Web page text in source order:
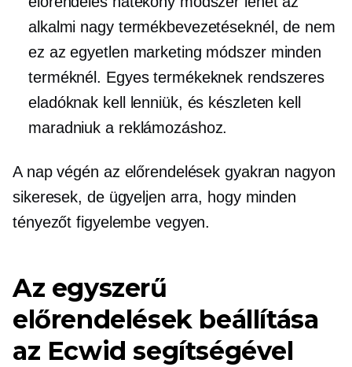
alkalmi nagy termékbevezetéseknél, de nem
ez az egyetlen marketing módszer minden
terméknél. Egyes termékeknek rendszeres
eladóknak kell lenniük, és készleten kell
maradniuk a reklámozáshoz.
A nap végén az előrendelések gyakran nagyon
sikeresek, de ügyeljen arra, hogy minden
tényezőt figyelembe vegyen.
Az egyszerű
előrendelések beállítása
az Ecwid segítségével